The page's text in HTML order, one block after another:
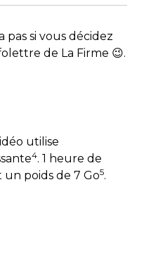
pas si vous décidez
de La Firme 😉.
utilise
4. 1 heure de
un poids de 7 Go5.